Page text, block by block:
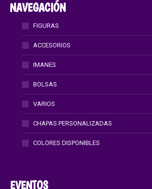
NAVEGACIÓN
FIGURAS
ACCESORIOS
IMANES
BOLSAS
VARIOS
CHAPAS PERSONALIZADAS
COLORES DISPONIBLES
EVENTOS